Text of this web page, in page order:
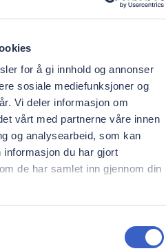
for å gi innhold og annonser
sosiale mediefunksjoner og
Vi deler informasjon om
vårt med partnerne våre innen
og analysearbeid, som kan
informasjon du har gjort
de har samlet inn gjennom din
i
medisin (2011-2016)
jobben er
hver
nyheter
av tannsjekk til en verdi av